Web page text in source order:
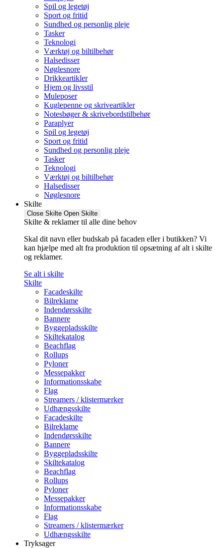
Spil og legetøj
Sport og fritid
Sundhed og personlig pleje
Tasker
Teknologi
Værktøj og biltilbehør
Halsedisser
Nøglesnore
Drikkeartikler
Hjem og livsstil
Muleposer
Kuglepenne og skriveartikler
Notesbøger & skrivebordstilbehør
Paraplyer
Spil og legetøj
Sport og fritid
Sundhed og personlig pleje
Tasker
Teknologi
Værktøj og biltilbehør
Halsedisser
Nøglesnore
Skilte
Close Skilte Open Skilte
Skilte & reklamer til alle dine behov
Skal dit navn eller budskab på facaden eller i butikken? Vi
kan hjælpe med alt fra produktion til opsætning af alt i skilte
og reklamer.
Se alt i skilte
Skilte
Facadeskilte
Bilreklame
Indendørsskilte
Bannere
Byggepladsskilte
Skiltekatalog
Beachflag
Rollups
Pyloner
Messepakker
Informationsskabe
Flag
Streamers / klistermærker
Udhængsskilte
Facadeskilte
Bilreklame
Indendørsskilte
Bannere
Byggepladsskilte
Skiltekatalog
Beachflag
Rollups
Pyloner
Messepakker
Informationsskabe
Flag
Streamers / klistermærker
Udhængsskilte
Tryksager